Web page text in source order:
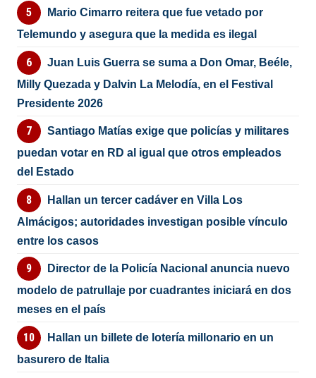
Mario Cimarro reitera que fue vetado por
Telemundo y asegura que la medida es ilegal
Juan Luis Guerra se suma a Don Omar, Beéle,
Milly Quezada y Dalvin La Melodía, en el Festival
Presidente 2026
Santiago Matías exige que policías y militares
puedan votar en RD al igual que otros empleados
del Estado
Hallan un tercer cadáver en Villa Los
Almácigos; autoridades investigan posible vínculo
entre los casos
Director de la Policía Nacional anuncia nuevo
modelo de patrullaje por cuadrantes iniciará en dos
meses en el país
Hallan un billete de lotería millonario en un
basurero de Italia